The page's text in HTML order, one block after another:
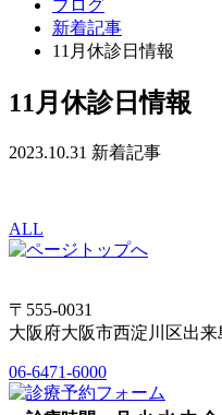
ブログ
新着記事
11月休診日情報
11月休診日情報
2023.10.31 新着記事
ALL
〒555-0031
大阪府大阪市西淀川区出来
06-6471-6000